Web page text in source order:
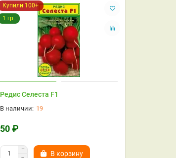
Купили 100+
1 гр.
Редис Селеста F1
19
50 ₽
В корзину